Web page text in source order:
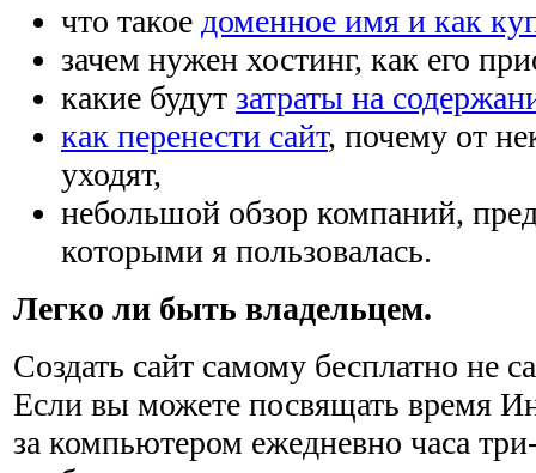
что такое доменное имя и как
зачем нужен хостинг, как его
какие будут затраты на
как перенести сайт, почему от
уходят,
небольшой обзор компаний,
которыми я пользовалась.
Легко ли быть владельцем.
Создать сайт самому бесплатно не
Если вы можете посвящать время
за компьютером ежедневно часа